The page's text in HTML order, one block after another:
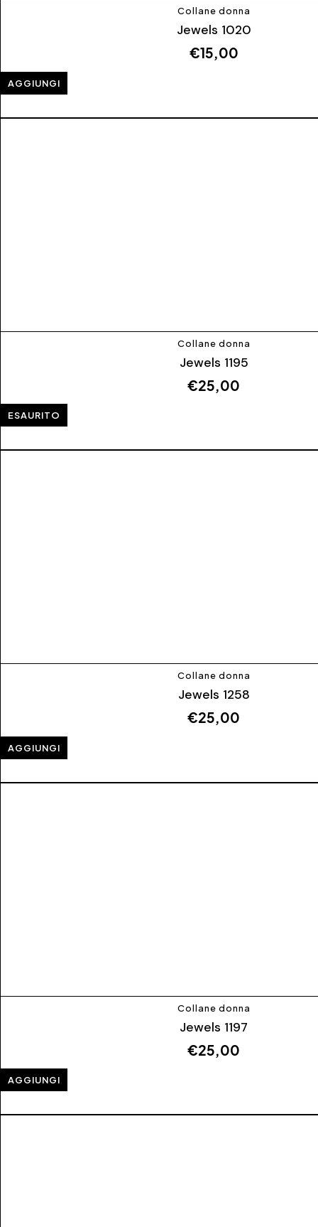
Collane donna
Jewels 1020
€15,00
AGGIUNGI
Collane donna
Jewels 1195
€25,00
ESAURITO
Collane donna
Jewels 1258
€25,00
AGGIUNGI
Collane donna
Jewels 1197
€25,00
AGGIUNGI